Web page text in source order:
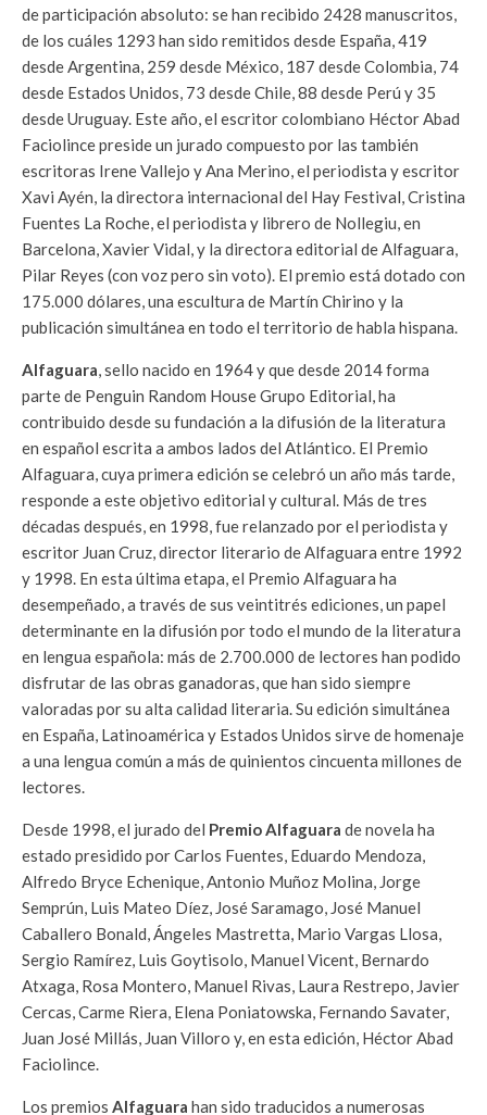
de participación absoluto: se han recibido 2428 manuscritos,
de los cuáles 1293 han sido remitidos desde España, 419
desde Argentina, 259 desde México, 187 desde Colombia, 74
desde Estados Unidos, 73 desde Chile, 88 desde Perú y 35
desde Uruguay. Este año, el escritor colombiano Héctor Abad
Faciolince preside un jurado compuesto por las también
escritoras Irene Vallejo y Ana Merino, el periodista y escritor
Xavi Ayén, la directora internacional del Hay Festival, Cristina
Fuentes La Roche, el periodista y librero de Nollegiu, en
Barcelona, Xavier Vidal, y la directora editorial de Alfaguara,
Pilar Reyes (con voz pero sin voto). El premio está dotado con
175.000 dólares, una escultura de Martín Chirino y la
publicación simultánea en todo el territorio de habla hispana.
Alfaguara, sello nacido en 1964 y que desde 2014 forma
parte de Penguin Random House Grupo Editorial, ha
contribuido desde su fundación a la difusión de la literatura
en español escrita a ambos lados del Atlántico. El Premio
Alfaguara, cuya primera edición se celebró un año más tarde,
responde a este objetivo editorial y cultural. Más de tres
décadas después, en 1998, fue relanzado por el periodista y
escritor Juan Cruz, director literario de Alfaguara entre 1992
y 1998. En esta última etapa, el Premio Alfaguara ha
desempeñado, a través de sus veintitrés ediciones, un papel
determinante en la difusión por todo el mundo de la literatura
en lengua española: más de 2.700.000 de lectores han podido
disfrutar de las obras ganadoras, que han sido siempre
valoradas por su alta calidad literaria. Su edición simultánea
en España, Latinoamérica y Estados Unidos sirve de homenaje
a una lengua común a más de quinientos cincuenta millones de
lectores.
Desde 1998, el jurado del Premio Alfaguara de novela ha
estado presidido por Carlos Fuentes, Eduardo Mendoza,
Alfredo Bryce Echenique, Antonio Muñoz Molina, Jorge
Semprún, Luis Mateo Díez, José Saramago, José Manuel
Caballero Bonald, Ángeles Mastretta, Mario Vargas Llosa,
Sergio Ramírez, Luis Goytisolo, Manuel Vicent, Bernardo
Atxaga, Rosa Montero, Manuel Rivas, Laura Restrepo, Javier
Cercas, Carme Riera, Elena Poniatowska, Fernando Savater,
Juan José Millás, Juan Villoro y, en esta edición, Héctor Abad
Faciolince.
Los premios Alfaguara han sido traducidos a numerosas